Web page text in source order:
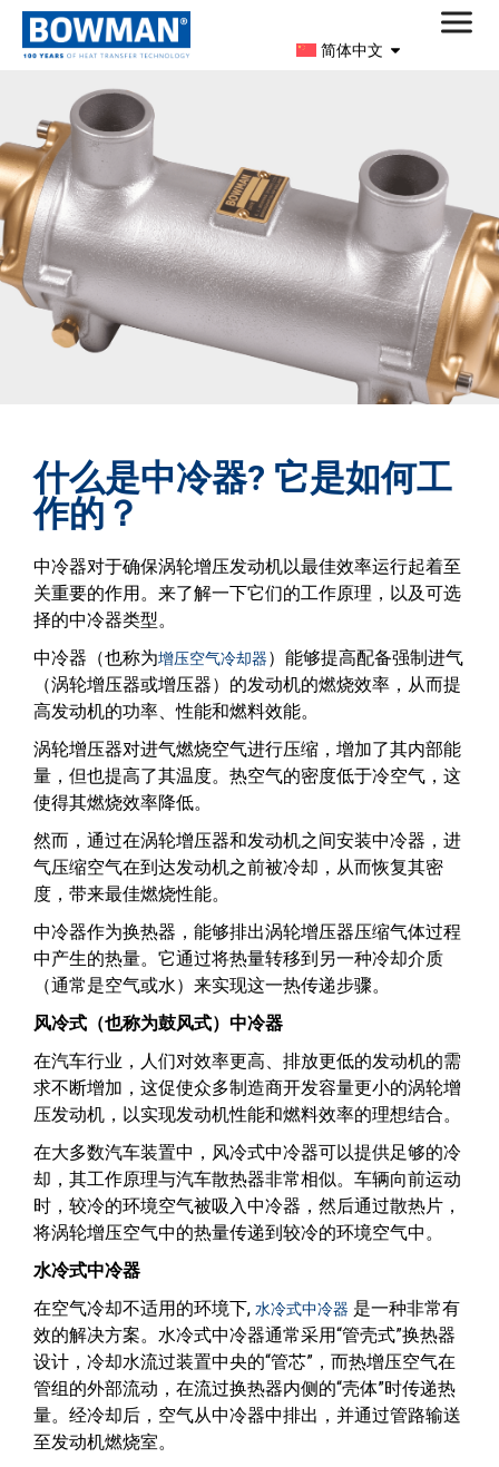
简体中文
什么是中冷器? 它是如何工
作的？
中冷器对于确保涡轮增压发动机以最佳效率运行起着至
关重要的作用。来了解一下它们的工作原理，以及可选
择的中冷器类型。
中冷器（也称为增压空气冷却器）能够提高配备强制进气
（涡轮增压器或增压器）的发动机的燃烧效率，从而提
高发动机的功率、性能和燃料效能。
涡轮增压器对进气燃烧空气进行压缩，增加了其内部能
量，但也提高了其温度。热空气的密度低于冷空气，这
使得其燃烧效率降低。
然而，通过在涡轮增压器和发动机之间安装中冷器，进
气压缩空气在到达发动机之前被冷却，从而恢复其密
度，带来最佳燃烧性能。
中冷器作为换热器，能够排出涡轮增压器压缩气体过程
中产生的热量。它通过将热量转移到另一种冷却介质
（通常是空气或水）来实现这一热传递步骤。
风冷式（也称为鼓风式）中冷器
在汽车行业，人们对效率更高、排放更低的发动机的需
求不断增加，这促使众多制造商开发容量更小的涡轮增
压发动机，以实现发动机性能和燃料效率的理想结合。
在大多数汽车装置中，风冷式中冷器可以提供足够的冷
却，其工作原理与汽车散热器非常相似。车辆向前运动
时，较冷的环境空气被吸入中冷器，然后通过散热片，
将涡轮增压空气中的热量传递到较冷的环境空气中。
水冷式中冷器
在空气冷却不适用的环境下, 水冷式中冷器 是一种非常有
效的解决方案。水冷式中冷器通常采用“管壳式”换热器
设计，冷却水流过装置中央的“管芯”，而热增压空气在
管组的外部流动，在流过换热器内侧的“壳体”时传递热
量。经冷却后，空气从中冷器中排出，并通过管路输送
至发动机燃烧室。